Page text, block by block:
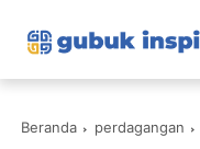
Beranda perdagangan